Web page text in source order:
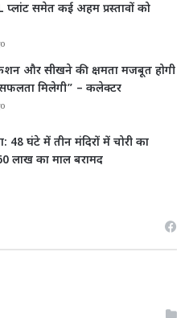
प्लांट समेत कई अहम प्रस्तावों को
और सीखने की क्षमता मजबूत होगी
सफलता मिलेगी” – कलेक्टर
48 घंटे में तीन मंदिरों में चोरी का
लाख का माल बरामद